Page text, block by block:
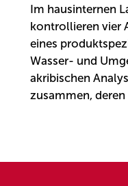
Im hausinternen
kontrollieren vier
eines
Wasser- und
akribischen
zusammen,